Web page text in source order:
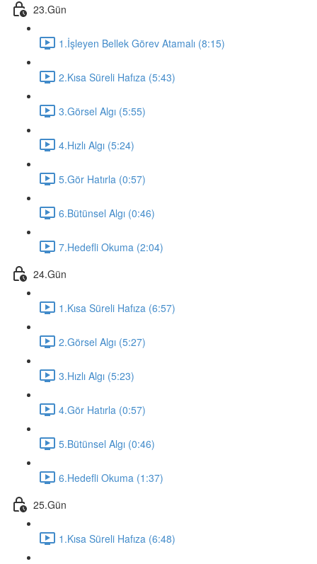
23.Gün
1.İşleyen Bellek Görev Atamalı (8:15)
2.Kısa Süreli Hafıza (5:43)
3.Görsel Algı (5:55)
4.Hızlı Algı (5:24)
5.Gör Hatırla (0:57)
6.Bütünsel Algı (0:46)
7.Hedefli Okuma (2:04)
24.Gün
1.Kısa Süreli Hafıza (6:57)
2.Görsel Algı (5:27)
3.Hızlı Algı (5:23)
4.Gör Hatırla (0:57)
5.Bütünsel Algı (0:46)
6.Hedefli Okuma (1:37)
25.Gün
1.Kısa Süreli Hafıza (6:48)